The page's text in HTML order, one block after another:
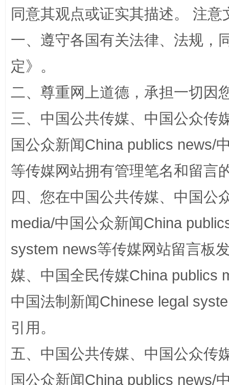
国家大学科技园优化重塑工作
同意其观点或证实其描述。 注
一、遵守各国有关法律、法规，
定》。
二、尊重网上道德，承担一切因
三、中国公共传媒、中国公众传
国公众新闻China publics news/
等传媒网站拥有管理笔名和留言
四、您在中国公共传媒、中国公
media/中国公众新闻China
system news等传媒网站留言板
媒、中国全民传媒China publics
中国法制新闻Chinese legal
引用。
五、中国公共传媒、中国公众传
国公众新闻China publics news/